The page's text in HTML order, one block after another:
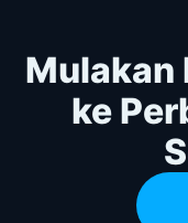
Mulakan
ke